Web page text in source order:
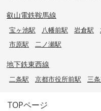
叡山電鉄鞍馬線
宝ヶ池駅 八幡前駅 岩倉駅
市原駅
二ノ瀬駅
地下鉄東西線
二条駅 京都市役所前駅 三
TOPページ